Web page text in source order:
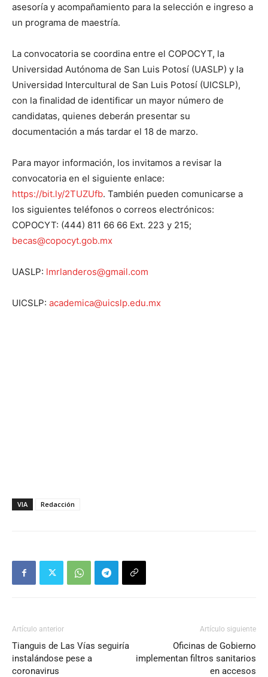
asesoría y acompañamiento para la selección e ingreso a
un programa de maestría.
La convocatoria se coordina entre el COPOCYT, la
Universidad Autónoma de San Luis Potosí (UASLP) y la
Universidad Intercultural de San Luis Potosí (UICSLP),
con la finalidad de identificar un mayor número de
candidatas, quienes deberán presentar su
documentación a más tardar el 18 de marzo.
Para mayor información, los invitamos a revisar la
convocatoria en el siguiente enlace:
https://bit.ly/2TUZUfb. También pueden comunicarse a
los siguientes teléfonos o correos electrónicos:
COPOCYT: (444) 811 66 66 Ext. 223 y 215;
becas@copocyt.gob.mx
UASLP: lmrlanderos@gmail.com
UICSLP: academica@uicslp.edu.mx
VIA Redacción
Artículo anterior
Tianguis de Las Vías seguiría
instalándose pese a
coronavirus
Artículo siguiente
Oficinas de Gobierno
implementan filtros sanitarios
en accesos